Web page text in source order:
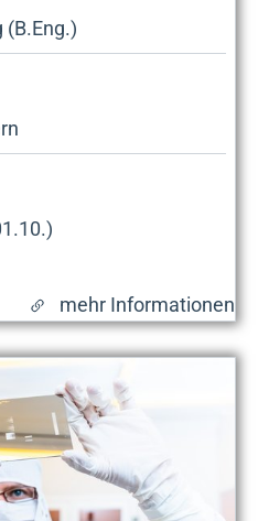
(B.Eng.)
mehr Informationen